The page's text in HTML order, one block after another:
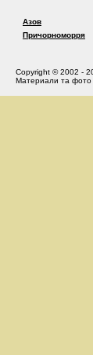
Азов
Причорноморря
Copyright © 2002 -
Материали та фото